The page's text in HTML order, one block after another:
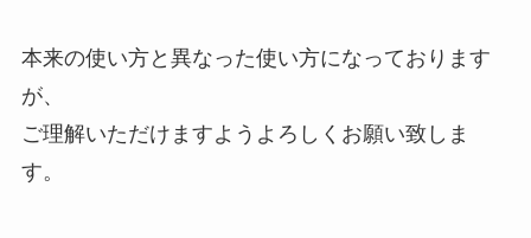
本来の使い方と異なった使い方になっております
が、
ご理解いただけますようよろしくお願い致しま
す。